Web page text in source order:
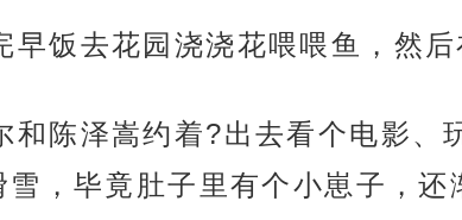
早饭去花园浇浇花喂喂鱼，然后
和陈泽嵩约着?出去看个电影、
雪，毕竟肚子里有个小崽子，还